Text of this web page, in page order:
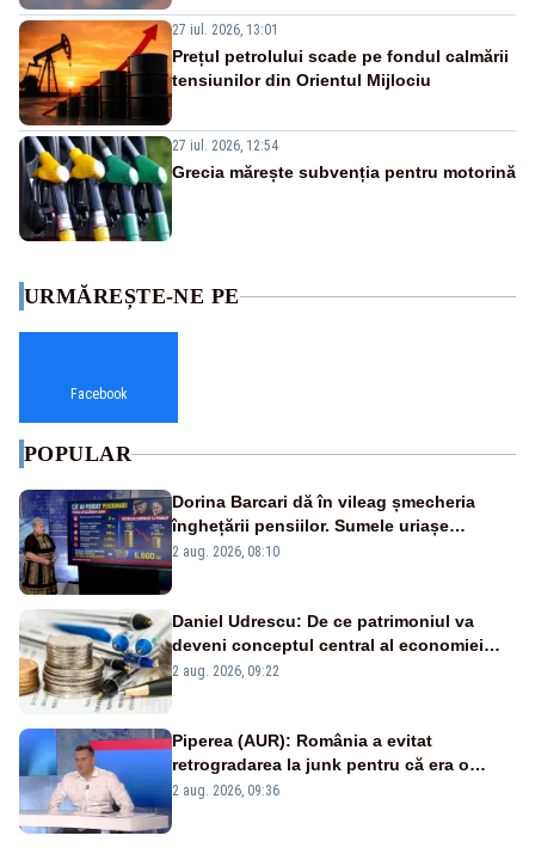
27 iul. 2026, 13:01
Prețul petrolului scade pe fondul calmării
tensiunilor din Orientul Mijlociu
27 iul. 2026, 12:54
Grecia mărește subvenția pentru motorină
URMĂREȘTE-NE PE
Facebook
POPULAR
Dorina Barcari dă în vileag șmecheria
înghețării pensiilor. Sumele uriașe
pierdute de fiecare român
2 aug. 2026, 08:10
Daniel Udrescu: De ce patrimoniul va
deveni conceptul central al economiei
viitoare?
2 aug. 2026, 09:22
Piperea (AUR): România a evitat
retrogradarea la junk pentru că era o
catastrofă pentru bănci și fondurile de
2 aug. 2026, 09:36